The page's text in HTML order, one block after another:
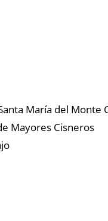
María del Monte
Mayores Cisneros